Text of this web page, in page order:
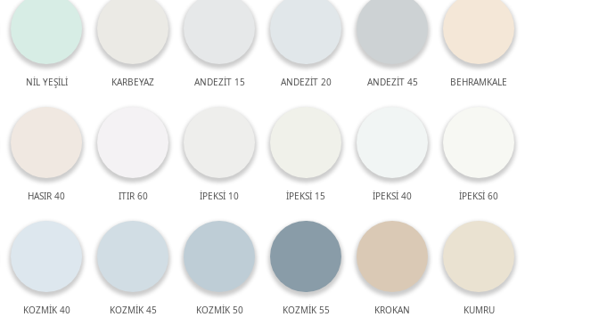
NİL YEŞİLİ KARBEYAZ ANDEZİT 15 ANDEZİT 20 ANDEZİT 45 BEHRAMKALE
HASIR 40 ITIR 60 İPEKSİ 10 İPEKSİ 15 İPEKSİ 40 İPEKSİ 60
KOZMİK 40 KOZMİK 45 KOZMİK 50 KOZMİK 55 KROKAN KUMRU